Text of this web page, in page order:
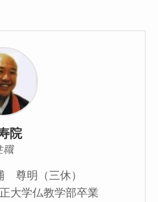
院
職
尊明（三休）
大学仏教学部卒業